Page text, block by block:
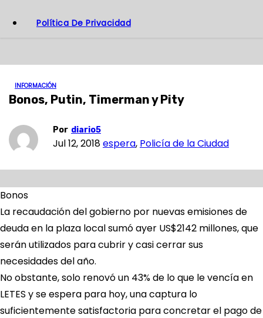
Política De Privacidad
INFORMACIÓN
Bonos, Putin, Timerman y Pity
Por diario5
Jul 12, 2018espera, Policía de la Ciudad
Bonos
La recaudación del gobierno por nuevas emisiones de
deuda en la plaza local sumó ayer US$2142 millones, que
serán utilizados para cubrir y casi cerrar sus
necesidades del año.
No obstante, solo renovó un 43% de lo que le vencía en
LETES y se espera para hoy, una captura lo
suficientemente satisfactoria para concretar el pago de